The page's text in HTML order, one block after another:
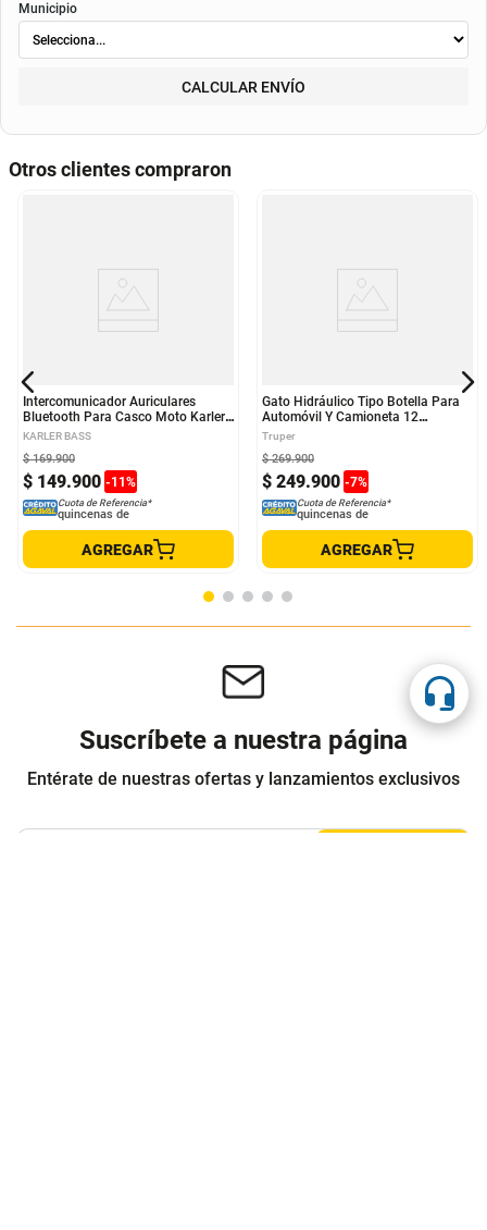
Municipio
CALCULAR ENVÍO
Otros clientes compraron
Intercomunicador Auriculares
Bluetooth Para Casco Moto Karler
Bass Impermeable KR-M5
KARLER BASS
$ 149.900 -11%
$ 169.900
Cuota de Referencia*
quincenas de
AGREGAR
Gato Hidráulico Tipo Botella Para
Automóvil Y Camioneta 12
Toneladas Truper
Truper
$ 249.900 -7%
$ 269.900
Cuota de Referencia*
quincenas de
AGREGAR
Suscríbete a nuestra página
Entérate de nuestras ofertas y lanzamientos exclusivos